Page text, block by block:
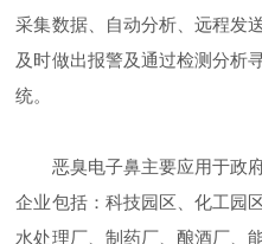
采集数据、自动分析、远程发
及时做出报警及通过检测分析
统。
恶臭电子鼻主要应用于政府
企业包括：科技园区、化工园
水处理厂、制药厂、酿酒厂、